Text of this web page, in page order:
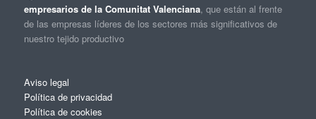
empresarios de la Comunitat Valenciana, que están al frente
de las empresas líderes de los sectores más significativos de
nuestro tejido productivo
Aviso legal
Política de privacidad
Política de cookies